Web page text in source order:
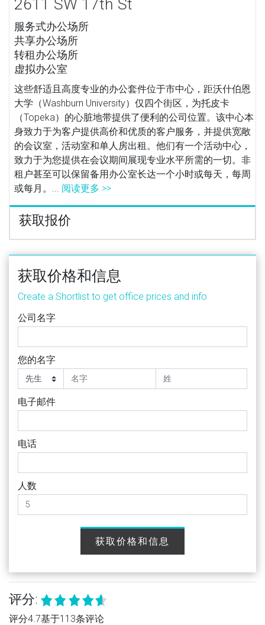
2611 SW 17th St
服务式办公场所
共享办公场所
转租办公场所
虚拟办公室
这些舒适且高度专业的办公套件位于市中心，距沃什伯恩
大学（Washburn University）仅四个街区，为托皮卡
（Topeka）的心脏地带提供了便利的公司位置。该中心本
身致力于为客户提供高价和优质的客户服务，并提供宽敞
的会议室，活动室和单人房出租。他们有一个活动中心，
致力于为您提供在会议期间展现专业水平所需的一切。非
租户甚至可以保留备用办公室长达一个小时或每天，每周
或每月。... 阅读更多 >>
获取报价
获取价格和信息
Create a Shortlist to get office prices and info
公司名字
您的名字
电子邮件
电话
人数
获取价格和信息
评分:
评分4.7基于113条评论